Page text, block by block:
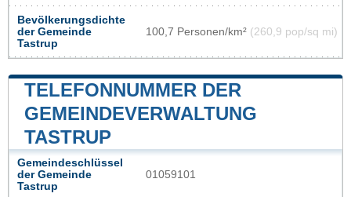
Bevölkerungsdichte
der Gemeinde
Tastrup
100,7 Personen/km² (260,9 pop/sq mi)
TELEFONNUMMER DER
GEMEINDEVERWALTUNG
TASTRUP
Gemeindeschlüssel
der Gemeinde
Tastrup
01059101